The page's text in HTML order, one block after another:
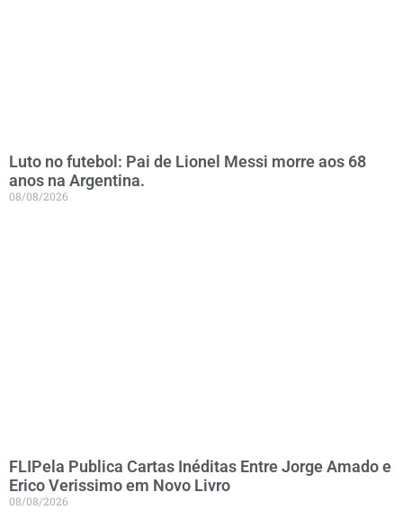
Luto no futebol: Pai de Lionel Messi morre aos 68
anos na Argentina.
08/08/2026
FLIPela Publica Cartas Inéditas Entre Jorge Amado e
Erico Verissimo em Novo Livro
08/08/2026